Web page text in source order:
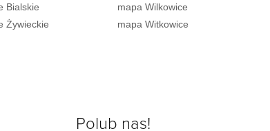
Bialskie
Żywieckie
mapa Wilkowice
mapa Witkowice
Polub nas!